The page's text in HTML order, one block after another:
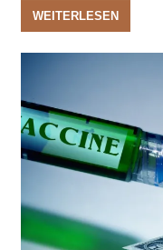
WEITERLESEN